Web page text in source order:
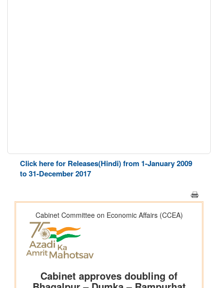
Click here for Releases(Hindi) from 1-January 2009
to 31-December 2017